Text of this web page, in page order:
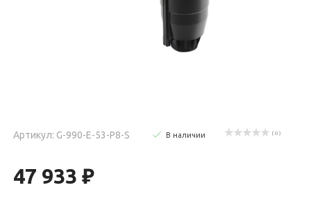
Артикул: G-990-E-53-P8-S В наличии ( 0 )
47 933 ₽